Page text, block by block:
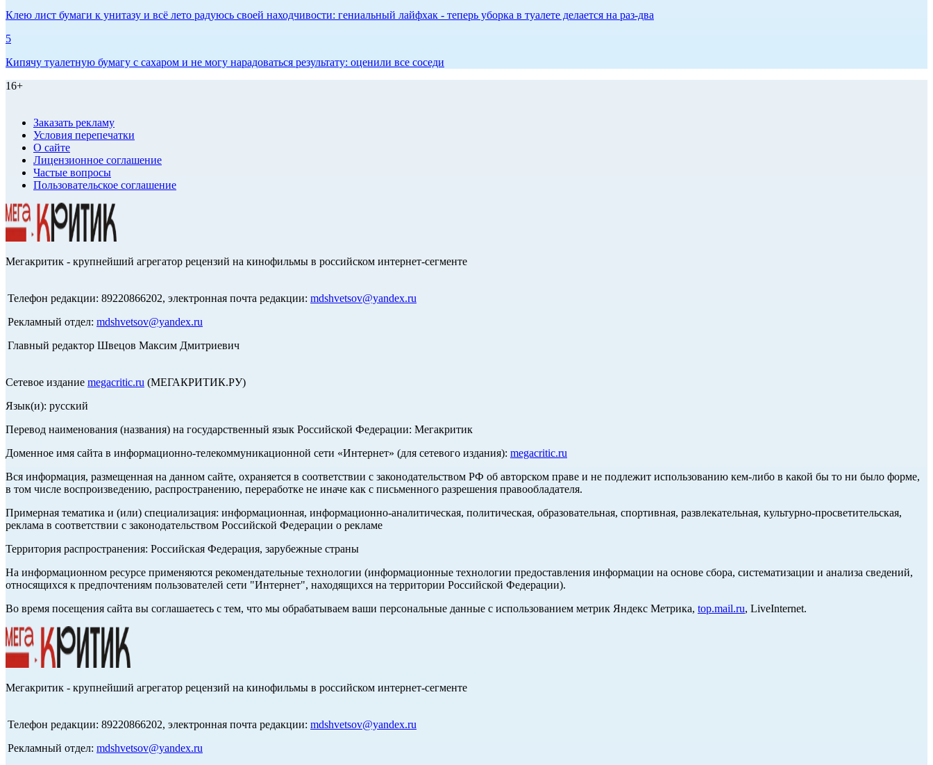
Клею лист бумаги к унитазу и всё лето радуюсь своей находчивости: гениальный лайфхак - теперь уборка в туалете делается на раз-два
5
Кипячу туалетную бумагу с сахаром и не могу нарадоваться результату: оценили все соседи
16+
Заказать рекламу
Условия перепечатки
О сайте
Лицензионное соглашение
Частые вопросы
Пользовательское соглашение
Мегакритик - крупнейший агрегатор рецензий на кинофильмы в российском интернет-сегменте
Телефон редакции: 89220866202, электронная почта редакции: mdshvetsov@yandex.ru
Рекламный отдел: mdshvetsov@yandex.ru
Главный редактор Швецов Максим Дмитриевич
Сетевое издание megacritic.ru (МЕГАКРИТИК.РУ)
Язык(и): русский
Перевод наименования (названия) на государственный язык Российской Федерации: Мегакритик
Доменное имя сайта в информационно-телекоммуникационной сети «Интернет» (для сетевого издания): megacritic.ru
Вся информация, размещенная на данном сайте, охраняется в соответствии с законодательством РФ об авторском праве и не подлежит использованию кем-либо в какой бы то ни было форме,
в том числе воспроизведению, распространению, переработке не иначе как с письменного разрешения правообладателя.
Примерная тематика и (или) специализация: информационная, информационно-аналитическая, политическая, образовательная, спортивная, развлекательная, культурно-просветительская,
реклама в соответствии с законодательством Российской Федерации о рекламе
Территория распространения: Российская Федерация, зарубежные страны
На информационном ресурсе применяются рекомендательные технологии (информационные технологии предоставления информации на основе сбора, систематизации и анализа сведений,
относящихся к предпочтениям пользователей сети "Интернет", находящихся на территории Российской Федерации).
Во время посещения сайта вы соглашаетесь с тем, что мы обрабатываем ваши персональные данные с использованием метрик Яндекс Метрика, top.mail.ru, LiveInternet.
Мегакритик - крупнейший агрегатор рецензий на кинофильмы в российском интернет-сегменте
Телефон редакции: 89220866202, электронная почта редакции: mdshvetsov@yandex.ru
Рекламный отдел: mdshvetsov@yandex.ru